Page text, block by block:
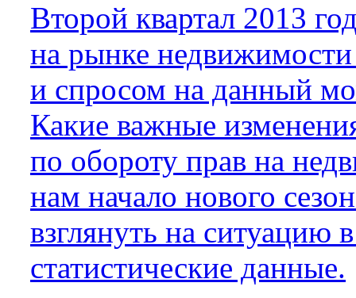
Второй квартал 2013
на рынке
и спросом на данный
Какие важные
по обороту прав на
нам начало нового
взглянуть на ситуацию
статистические данные.